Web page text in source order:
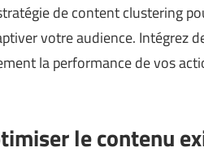
de content clustering
votre audience. Intégrez
la performance de vos
le contenu